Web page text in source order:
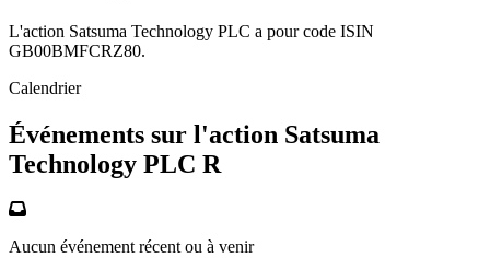
L'action Satsuma Technology PLC a pour code ISIN
GB00BMFCRZ80.
Calendrier
Événements sur l'action Satsuma
Technology PLC R
Aucun événement récent ou à venir